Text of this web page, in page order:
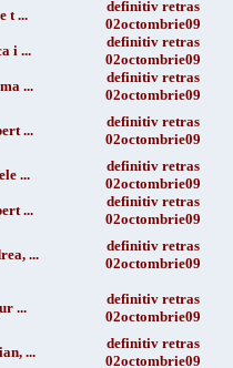
t ...
definitiv retras
02octombrie09
i ...
definitiv retras
02octombrie09
...
definitiv retras
02octombrie09
...
definitiv retras
02octombrie09
...
definitiv retras
02octombrie09
...
definitiv retras
02octombrie09
...
definitiv retras
02octombrie09
...
definitiv retras
02octombrie09
...
definitiv retras
02octombrie09